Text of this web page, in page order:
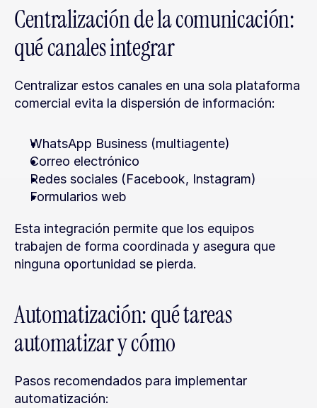
Centralización de la comunicación:
qué canales integrar
Centralizar estos canales en una sola plataforma
comercial evita la dispersión de información:
WhatsApp Business (multiagente)
Correo electrónico
Redes sociales (Facebook, Instagram)
Formularios web
Esta integración permite que los equipos
trabajen de forma coordinada y asegura que
ninguna oportunidad se pierda.
Automatización: qué tareas
automatizar y cómo
Pasos recomendados para implementar
automatización: